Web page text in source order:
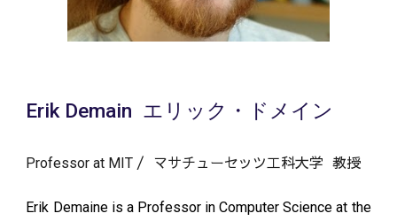
Erik Demain エリック・ドメイン
Professor at MIT / マサチューセッツ工科大学 教授
Erik Demaine is a Professor in Computer Science at the